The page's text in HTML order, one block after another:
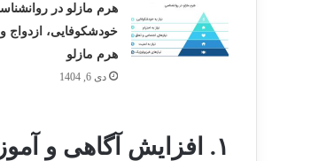
هرم مازلو در
خودشکوفایی، ازدواج
هرم مازلو
دی 6, 1404
۱. افزایش آگاهی و آموزش حقوقی